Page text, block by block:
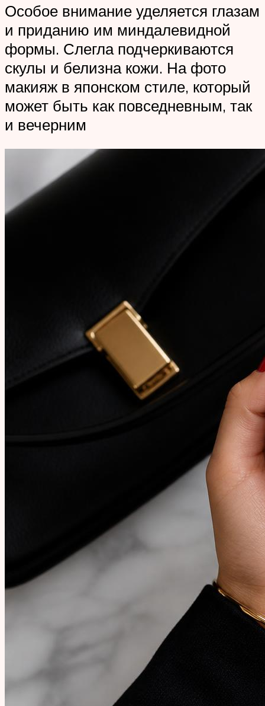
Особое внимание уделяется глазам
и приданию им миндалевидной
формы. Слегла подчеркиваются
скулы и белизна кожи. На фото
макияж в японском стиле, который
может быть как повседневным, так
и вечерним